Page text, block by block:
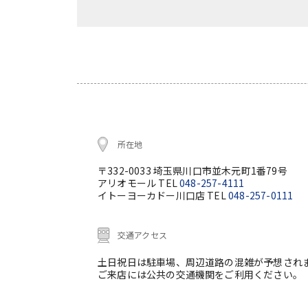
所在地
〒332-0033 埼玉県川口市並木元町1番79号
アリオモール TEL048-257-4111
イトーヨーカドー川口店 TEL048-257-0111
交通アクセス
土日祝日は駐車場、周辺道路の混雑が予想され
ご来店には公共の交通機関をご利用ください。